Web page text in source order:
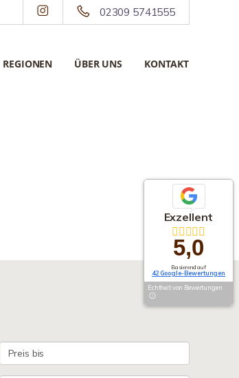
02309 5741555
REGIONEN ÜBER UNS KONTAKT
Exzellent
5,0
Basierend auf
42 Google-Bewertungen
Echtheit von Bewertungen